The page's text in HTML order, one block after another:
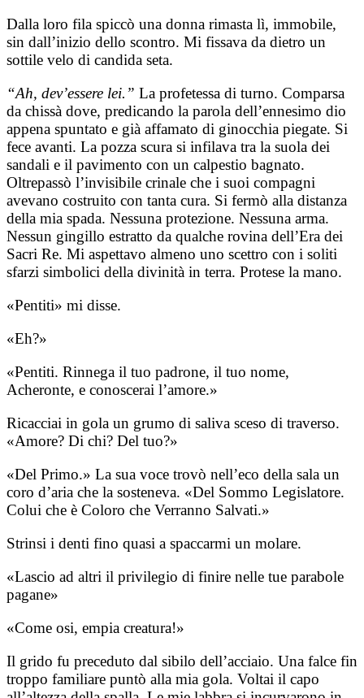
Dalla loro fila spiccò una donna rimasta lì, immobile,
sin dall’inizio dello scontro. Mi fissava da dietro un
sottile velo di candida seta.
“Ah, dev’essere lei.” La profetessa di turno. Comparsa
da chissà dove, predicando la parola dell’ennesimo dio
appena spuntato e già affamato di ginocchia piegate. Si
fece avanti. La pozza scura si infilava tra la suola dei
sandali e il pavimento con un calpestio bagnato.
Oltrepassò l’invisibile crinale che i suoi compagni
avevano costruito con tanta cura. Si fermò alla distanza
della mia spada. Nessuna protezione. Nessuna arma.
Nessun gingillo estratto da qualche rovina dell’Era dei
Sacri Re. Mi aspettavo almeno uno scettro con i soliti
sfarzi simbolici della divinità in terra. Protese la mano.
«Pentiti» mi disse.
«Eh?»
«Pentiti. Rinnega il tuo padrone, il tuo nome,
Acheronte, e conoscerai l’amore.»
Ricacciai in gola un grumo di saliva sceso di traverso.
«Amore? Di chi? Del tuo?»
«Del Primo.» La sua voce trovò nell’eco della sala un
coro d’aria che la sosteneva. «Del Sommo Legislatore.
Colui che è Coloro che Verranno Salvati.»
Strinsi i denti fino quasi a spaccarmi un molare.
«Lascio ad altri il privilegio di finire nelle tue parabole
pagane»
«Come osi, empia creatura!»
Il grido fu preceduto dal sibilo dell’acciaio. Una falce fin
troppo familiare puntò alla mia gola. Voltai il capo